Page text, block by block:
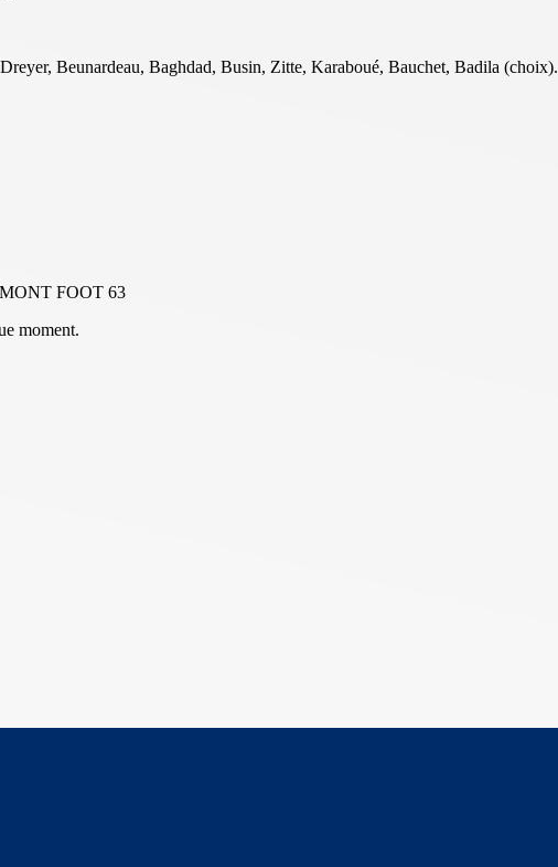
Beunardeau, Baghdad, Busin, Zitte, Karaboué, Bauchet, Badila (choix).
FOOT 63
moment.